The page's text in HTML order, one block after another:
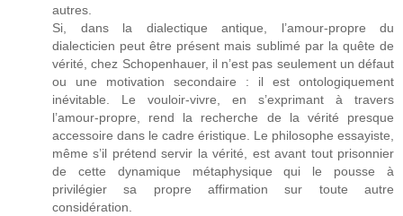
autres.
Si, dans la dialectique antique, l’amour-propre du
dialecticien peut être présent mais sublimé par la quête de
vérité, chez Schopenhauer, il n’est pas seulement un défaut
ou une motivation secondaire : il est ontologiquement
inévitable. Le vouloir-vivre, en s’exprimant à travers
l’amour-propre, rend la recherche de la vérité presque
accessoire dans le cadre éristique. Le philosophe essayiste,
même s’il prétend servir la vérité, est avant tout prisonnier
de cette dynamique métaphysique qui le pousse à
privilégier sa propre affirmation sur toute autre
considération.